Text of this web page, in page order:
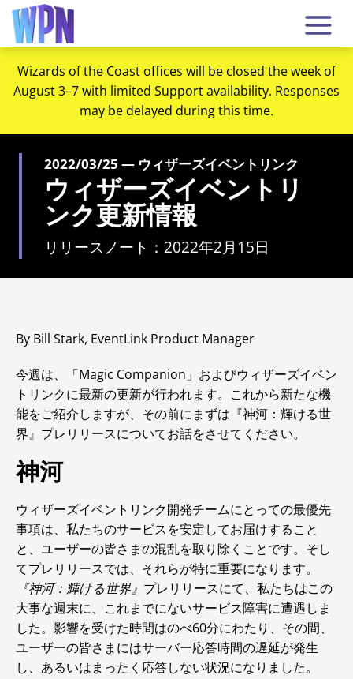
Wizards of the Coast offices will be closed the week of
August 3–7 with limited Support availability. Responses
may be delayed during this time.
2022/03/25 — ウィザーズイベントリンク
ウィザーズイベントリ
ンク更新情報
リリースノート：2022年2月15日
By Bill Stark, EventLink Product Manager
今週は、「Magic Companion」およびウィザーズイベン
トリンクに最新の更新が行われます。これから新たな機
能をご紹介しますが、その前にまずは『神河：輝ける世
界』プレリリースについてお話をさせてください。
神河
ウィザーズイベントリンク開発チームにとっての最優先
事項は、私たちのサービスを安定してお届けすること
と、ユーザーの皆さまの混乱を取り除くことです。そし
てプレリリースでは、それらが特に重要になります。
『神河：輝ける世界』 プレリリースにて、私たちはこの
大事な週末に、これまでにないサービス障害に遭遇しま
した。影響を受けた時間はのべ60分にわたり、その間、
ユーザーの皆さまにはサーバー応答時間の遅延が発生
し、あるいはまったく応答しない状況になりました。